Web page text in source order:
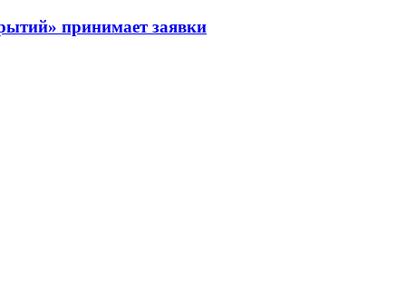
принимает заявки